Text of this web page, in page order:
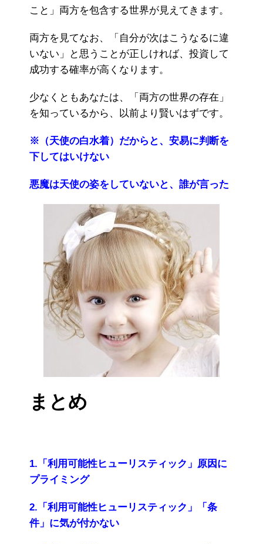
こと」両方を包含する世界が見えてきます。
両方を見てなお、「自分が次はこうなるに違
いない」と思うことが正しければ、投資して
成功する確率が高くなります。
少なくともあなたは、「両方の世界の存在」
を知っているから、以前より賢いはずです。
※（天使の白水着）だからと、安易に判断を
下してはいけない
悪魔は天使の姿をしていないと、誰が言った
まとめ
1.「利用可能性ヒューリスティック」原因に
プライミング
2.「利用可能性ヒューリスティック」「条
件」に気が付かない